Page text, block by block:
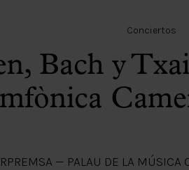
Conciertos
Bach y
PREMSA — PALAU DE LA MÚSICA